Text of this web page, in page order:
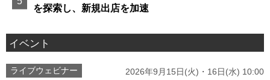
を探索し、新規出店を加速
イベント
ライブウェビナー 2026年9月15日(火)・16日(水) 10:00